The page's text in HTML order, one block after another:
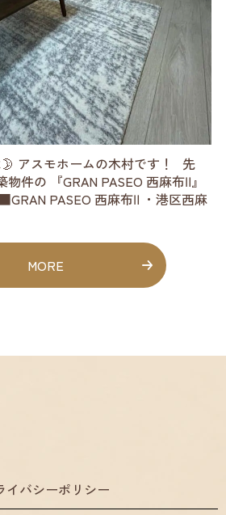
アスモホームの木村です！ 先
件の 『GRAN PASEO 西麻布Ⅱ』
PASEO 西麻布Ⅱ ・港区西麻
MORE
イバシーポリシー